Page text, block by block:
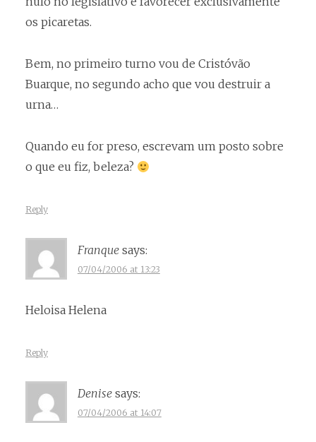
os picaretas.
Bem, no primeiro turno vou de Cristóvão
Buarque, no segundo acho que vou destruir a
urna…
Quando eu for preso, escrevam um posto sobre
o que eu fiz, beleza?
Reply
Franque says:
07/04/2006 at 13:23
Heloisa Helena
Reply
Denise says:
07/04/2006 at 14:07